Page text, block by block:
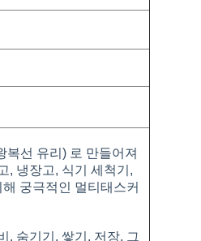
복선 유리) 로 만들어져
, 냉장고, 식기 세척기,
궁극적인 멀티태스커
, 숨기기, 쌓기, 저장, 그